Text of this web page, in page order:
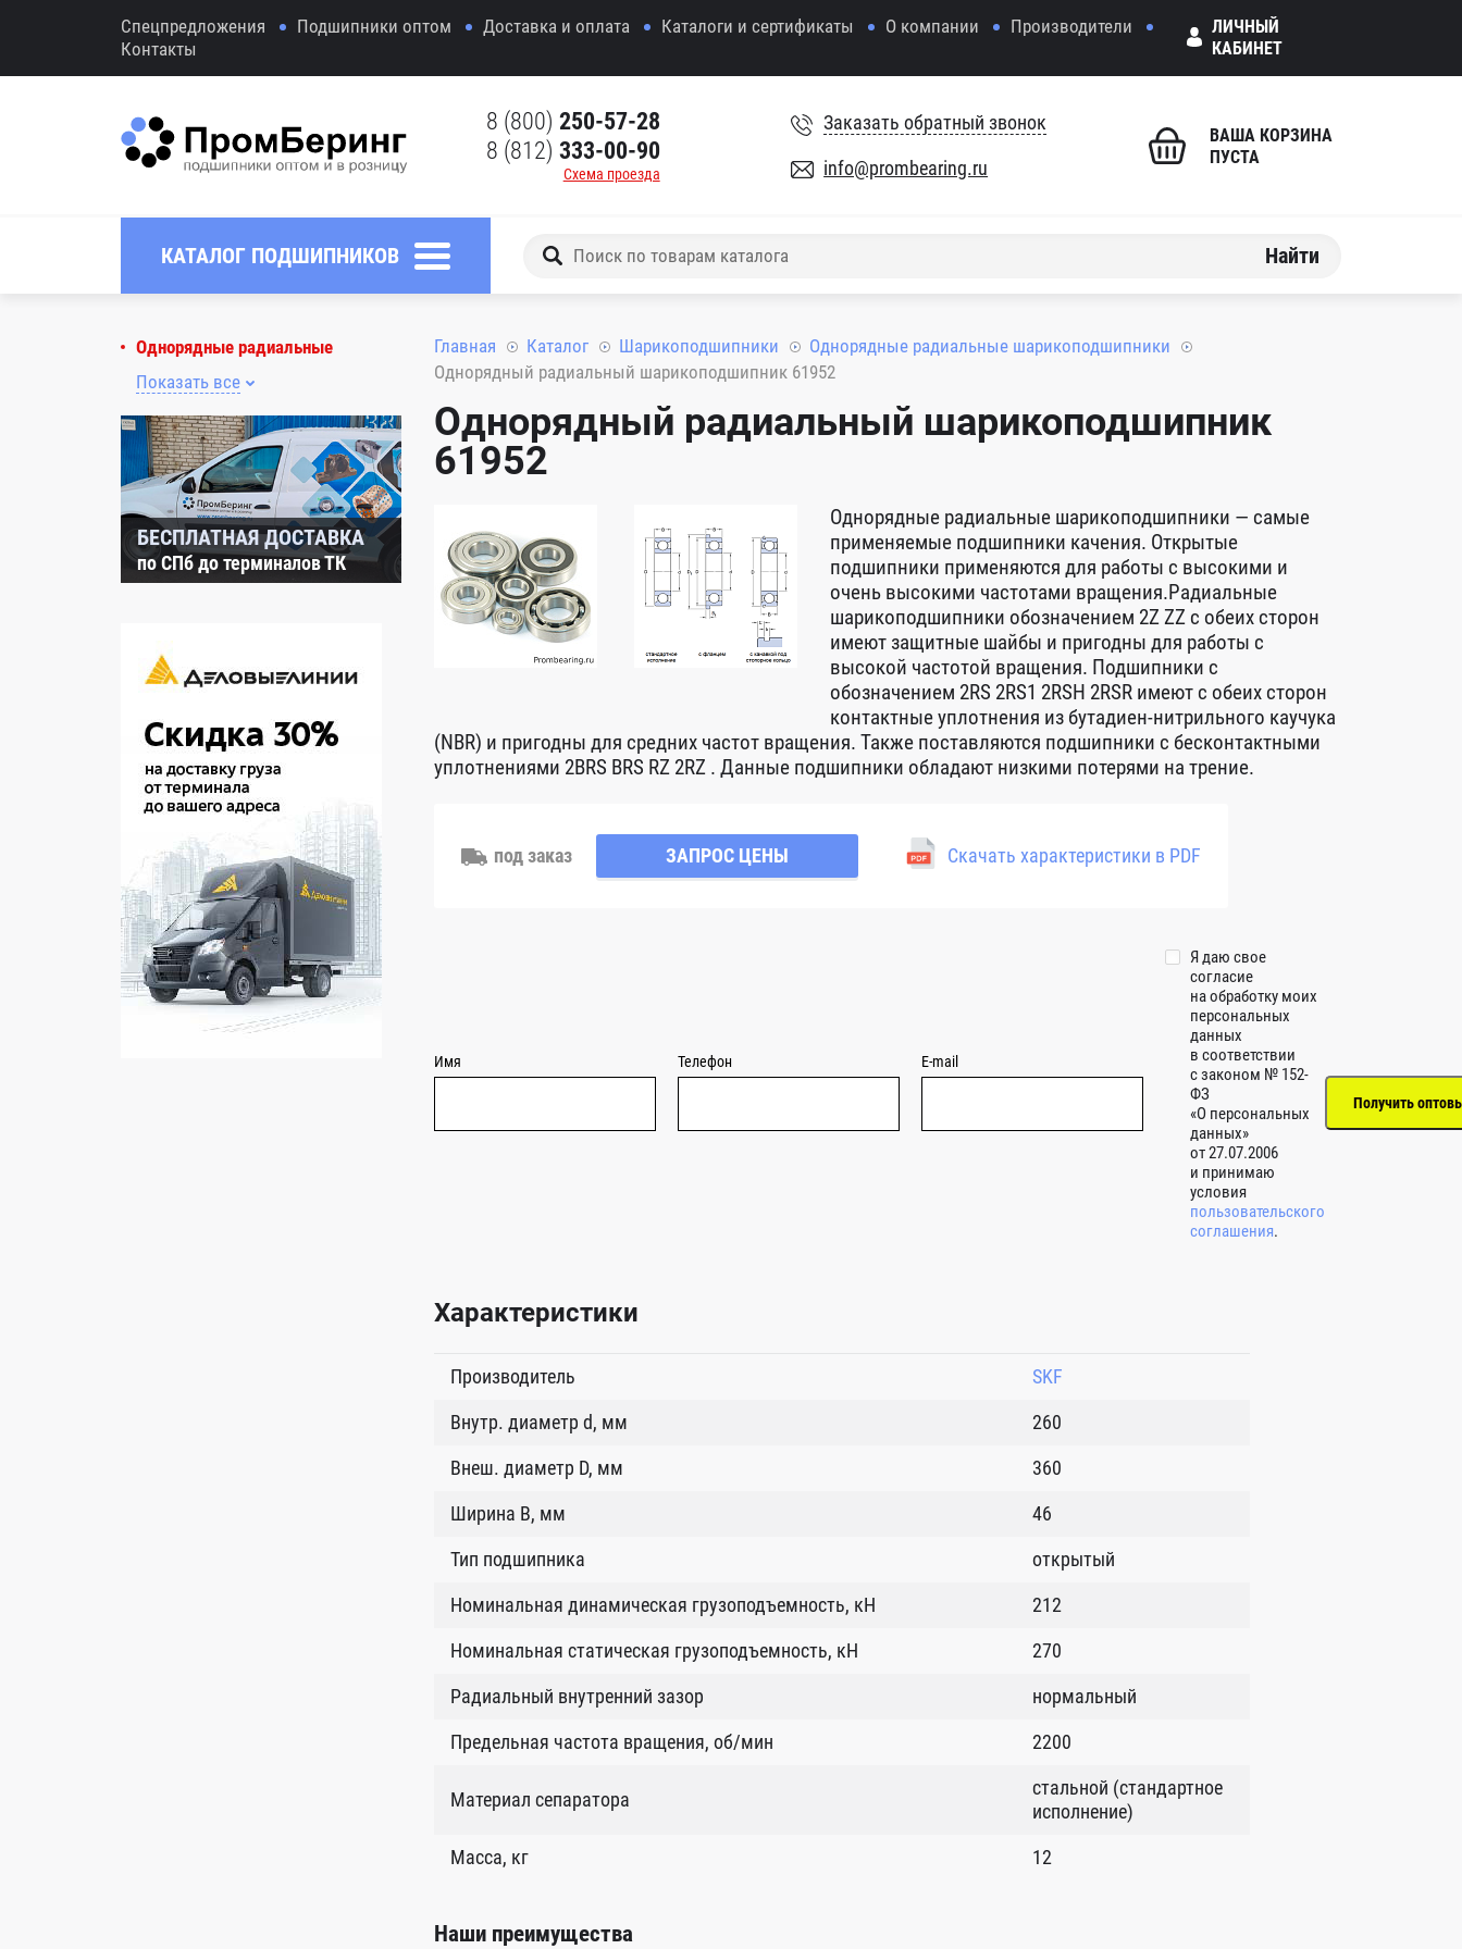
Спецпредложения Подшипники оптом Доставка и оплата Каталоги и сертификаты О компании
Производители
Контакты
ЛИЧНЫЙ
КАБИНЕТ
8 (800) 250-57-28
8 (812) 333-00-90
Схема проезда
Заказать обратный звонок
info@prombearing.ru
ВАША КОРЗИНА
ПУСТА
КАТАЛОГ ПОДШИПНИКОВ Найти
Однорядные радиальные
Показать все
БЕСПЛАТНАЯ ДОСТАВКА
по СПб до терминалов ТК
Главная Каталог Шарикоподшипники
Однорядные радиальные шарикоподшипники
Однорядный радиальный шарикоподшипник 61952
Однорядный радиальный шарикоподшипник
61952
Однорядные радиальные шарикоподшипники — самые
применяемые подшипники качения. Открытые
подшипники применяются для работы с высокими и
очень высокими частотами вращения.Радиальные
шарикоподшипники обозначением 2Z ZZ с обеих сторон
имеют защитные шайбы и пригодны для работы с
высокой частотой вращения. Подшипники с
обозначением 2RS 2RS1 2RSH 2RSR имеют с обеих сторон
контактные уплотнения из бутадиен-нитрильного каучука
(NBR) и пригодны для средних частот вращения. Также поставляются подшипники с бесконтактными
уплотнениями 2BRS BRS RZ 2RZ . Данные подшипники обладают низкими потерями на трение.
под заказ ЗАПРОС ЦЕНЫ Скачать характеристики в PDF
Имя Телефон E-mail
Я даю свое
согласие
на обработку моих
персональных
данных
в соответствии
с законом № 152-
ФЗ
«О персональных
данных»
от 27.07.2006
и принимаю
условия
пользовательского
соглашения.
Характеристики
Производитель
SKF
Внутр. диаметр d, мм
260
Внеш. диаметр D, мм
360
Ширина B, мм
46
Тип подшипника
открытый
Номинальная динамическая грузоподъемность, кН
212
Номинальная статическая грузоподъемность, кН
270
Радиальный внутренний зазор
нормальный
Предельная частота вращения, об/мин
2200
Материал сепаратора
стальной (стандартное
исполнение)
Масса, кг
12
Наши преимущества